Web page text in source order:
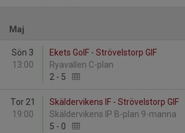
Maj
Sön 3
13:00
Ekets GoIF - Strövelstorp GIF
Ryavallen C-plan
2 - 5
Tor 21
19:00
Skäldervikens IF - Strövelstorp GIF
Skäldervikens IP B-plan 9-manna
5 - 0